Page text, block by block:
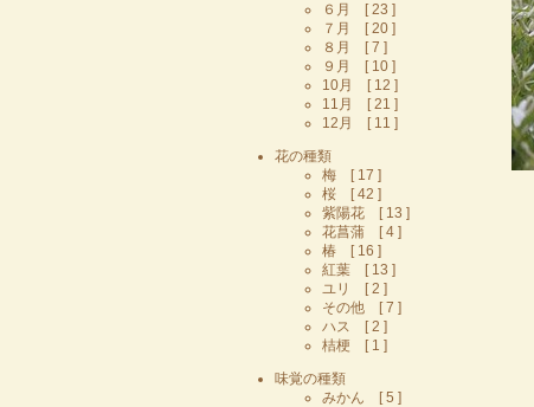
６月 [ 23 ]
７月 [ 20 ]
８月 [ 7 ]
９月 [ 10 ]
10月 [ 12 ]
11月 [ 21 ]
12月 [ 11 ]
花の種類
梅 [ 17 ]
桜 [ 42 ]
紫陽花 [ 13 ]
花菖蒲 [ 4 ]
椿 [ 16 ]
紅葉 [ 13 ]
ユリ [ 2 ]
その他 [ 7 ]
ハス [ 2 ]
桔梗 [ 1 ]
味覚の種類
みかん [ 5 ]